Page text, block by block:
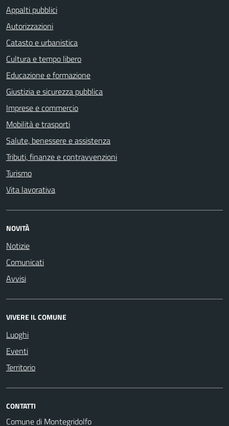
Appalti pubblici
Autorizzazioni
Catasto e urbanistica
Cultura e tempo libero
Educazione e formazione
Giustizia e sicurezza pubblica
Imprese e commercio
Mobilità e trasporti
Salute, benessere e assistenza
Tributi, finanze e contravvenzioni
Turismo
Vita lavorativa
NOVITÀ
Notizie
Comunicati
Avvisi
VIVERE IL COMUNE
Luoghi
Eventi
Territorio
CONTATTI
Comune di Montegridolfo